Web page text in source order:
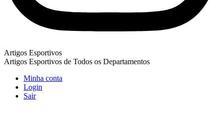
Artigos Esportivos
Artigos Esportivos de Todos os Departamentos
Minha conta
Login
Sair